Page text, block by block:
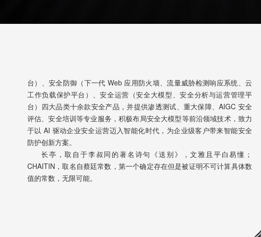
台）、安全防御（下一代 Web 应用防火墙、流量威胁检测响应系统、云
工作负载保护平台）、安全运营（安全大模型、安全分析与运营管理平
台）四大品类十余款安全产品，并提供渗透测试、重大保障、AIGC 安全
评估、安全培训等专业服务，积极布局安全大模型等前沿领域技术，致力
于以 AI 驱动企业安全运营迈入智能化时代，为企业级客户带来智能安全
防护创新方案。
长亭，取自于李叔同的著名诗句《送别》，文雅且平白易懂；
CHAITIN，取名自蔡廷常数，第一个确定存在但是被证明不可计算具体数
值的常数，无限可能。